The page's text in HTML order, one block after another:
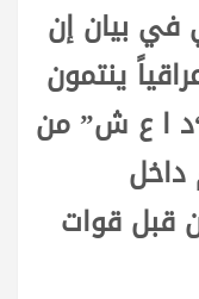
في بيان إن
متهماً عراقياً ينتمون
“د ا ع ش” من
قبل قوات